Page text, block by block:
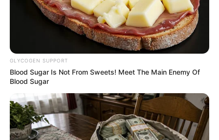
TOP CONTENT
วัดสวยเชียงใหม่
ทำนายฝัน
สถิติหวยรายเดือน
ดวงรายวัน
บทสวดมนต์
วิธีบนไอ้ไข่
ไหว้ท้าวเวสสุวรรณ
เว็บไซต์นี้ใช้คุกกี้
เพื่อการนำเสนอเนื้อหาที่ดี รวมถึงการจัดการข้อมูลส่วนบุคคล เพื่อให้คุณได้รับ
ประสบการณ์ที่ดีบนบริการของเว็บไซต์เรา หากคุณใช้บริการเว็บไซต์นี้ต่อไปโดย
ไม่มีการปรับตั้งค่าใดๆนั้น แสดงว่าคุณยอมรับนโยบายคุกกี้และนโยบายส่วน
ยอมรับ เรียนรู้เพิ่มเติม
GLYCOGEN SUPPORT
Blood Sugar Is Not From Sweets! Meet The Main Enemy Of
Blood Sugar